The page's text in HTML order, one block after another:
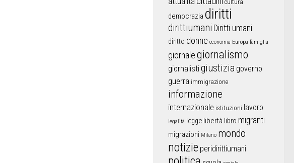
cultura
democrazia diritti
dirittiumani Diritti umani
diritto donne economia Europa famiglia
giornalegiornalismo
giornalistigiustizia governo
guerra immigrazione
informazione
internazionale istituzioni lavoro
legalità legge libertà libro migranti
migrazioni Milano mondo
notizie peridirittiumani